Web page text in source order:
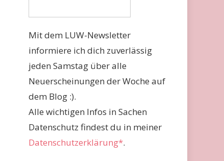
Mit dem LUW-Newsletter
informiere ich dich zuverlässig
jeden Samstag über alle
Neuerscheinungen der Woche auf
dem Blog :).
Alle wichtigen Infos in Sachen
Datenschutz findest du in meiner
Datenschutzerklärung*.